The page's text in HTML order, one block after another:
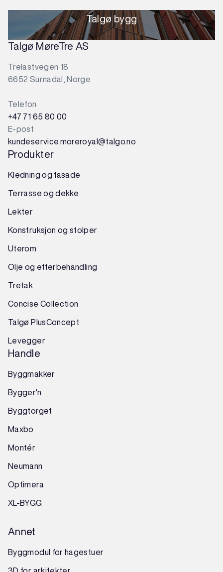
Talgø bygg
Talgø MøreTre AS
Trelastvegen 18
6652 Surnadal, Norge
Telefon
+47 71 65 80 00
E-post
kundeservice.moreroyal@talgo.no
Produkter
Kledning og fasade
Terrasse og dekke
Lekter
Konstruksjon og stolper
Uterom
Olje og etterbehandling
Tretak
Concise Collection
Talgø PlusConcept
Levegger
Handle
Byggmakker
Bygger'n
Byggtorget
Maxbo
Montér
Neumann
Optimera
XL-BYGG
Annet
Byggmodul for hagestuer